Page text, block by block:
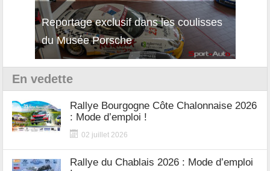
Reportage exclusif dans les coulisses
du Musée Porsche
Découverte de la nouvelle Ferrari
12Cilindri Manuale
En vedette
Rallye Bourgogne Côte Chalonnaise 2026
: Mode d’emploi !
02 juillet 2026
Rallye du Chablais 2026 : Mode d’emploi